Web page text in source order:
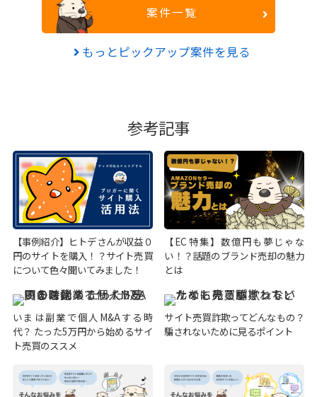
案件一覧
もっとピックアップ案件を見る
参考記事
【事例紹介】ヒトデさんが収益０
円のサイトを購入！？サイト売買
について色々聞いてみました！
【EC特集】数億円も夢じゃな
い！？話題のブランド売却の魅力
とは
いまは副業で個人M&Aする時
代？ たった5万円から始めるサイ
ト売買のススメ
サイト売買詐欺ってどんなもの？
騙されないために見るポイント